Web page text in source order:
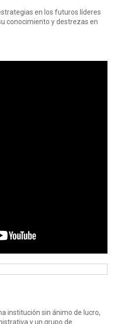
en los futuros líderes
conocimiento y destrezas en
institución sin ánimo de lucro,
y un grupo de